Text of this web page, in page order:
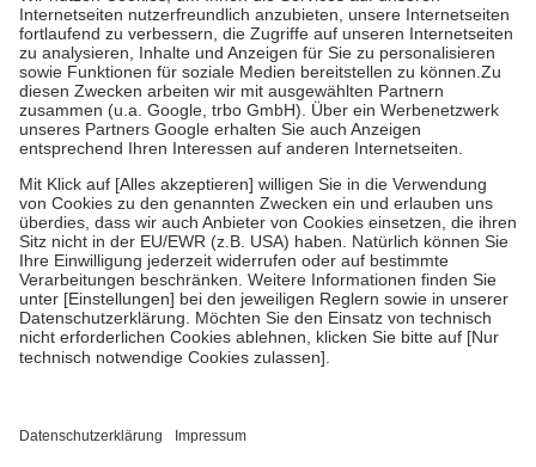
Kosten der Leistung zu entrichten.
Diese Regeln gelten grundsätzlich auch für Online-Apotheken.
Bei Heilmitteln und häuslicher Krankenpflege beträgt die
Zuzahlung zehn Prozent der Kosten sowie zehn Euro je
Verordnung.
Um das Engagement der Versicherten für ihre eigene Gesundheit zu
stärken und die besondere Stellung der Familie zu unterstützen,
fallenkeine Zuzahlungenan bei:
• Kindern und Jugendlichen bis zum vollendeten 18. Lebensjahr
mit Ausnahme der Fahrkosten
• Untersuchungen zur Vorsorge und Früherkennung, die von der
GKV getragen werden
• empfohlenen Schutzimpfungen
• Harn- und Blutteststreifen
getroffen, um sicherzustellen, dass es sich um echte Bewertungen